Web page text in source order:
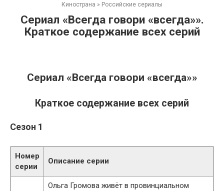
Кинострана » Российские сериалы
Сериал «Всегда говори «всегда»».
Краткое содержание всех серий
Сериал «Всегда говори «всегда»»
Краткое содержание всех серий
Сезон 1
Номер
серии
Описание серии
Ольга Громова живёт в провинциальном